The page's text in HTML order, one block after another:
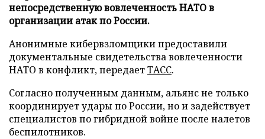
непосредственную вовлеченность НАТО в
организации атак по России.
Анонимные кибервзломщики предоставили
документальные свидетельства вовлеченности
НАТО в конфликт, передаетТАСС.
Согласно полученным данным, альянс не только
координирует удары по России, но и задействует
специалистов по гибридной войне после налетов
беспилотников.